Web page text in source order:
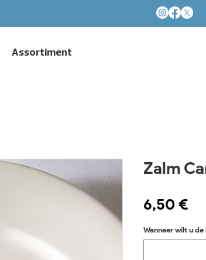
Assortiment
Zalm
6,50 €Prix
Wanneer wilt u